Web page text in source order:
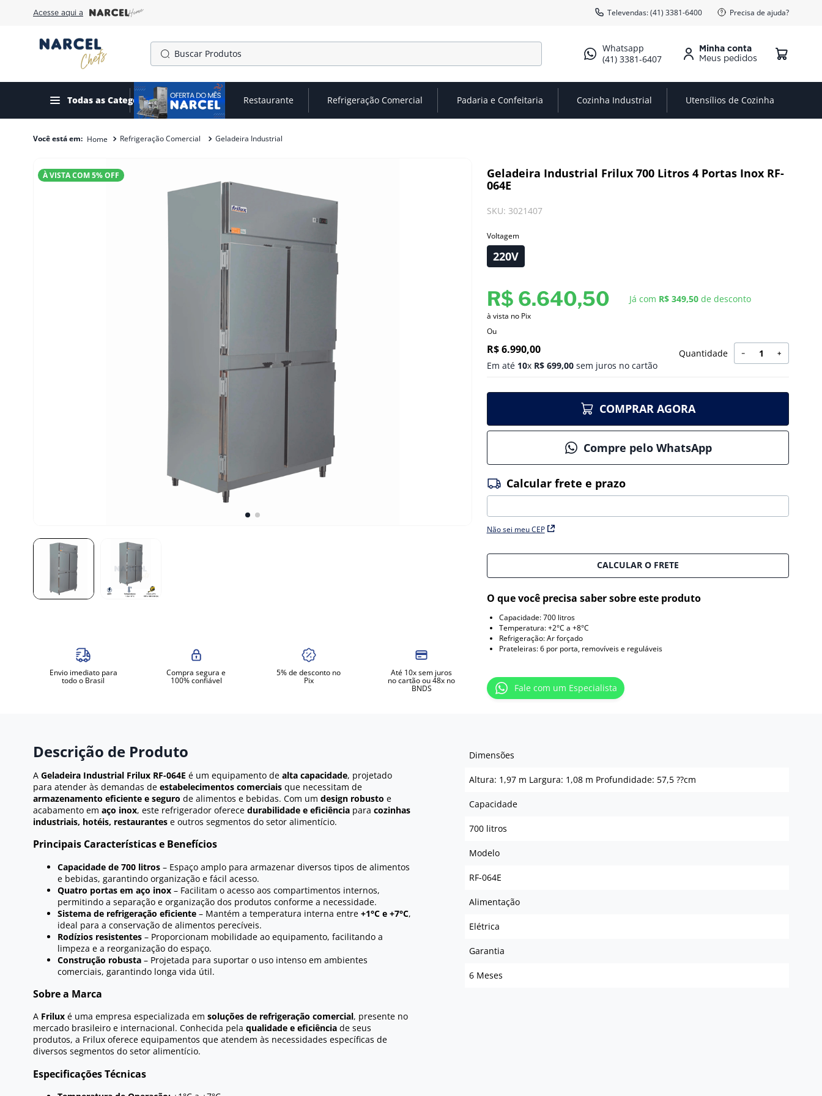
Acesse aqui a Televendas: (41) 3381-6400 Precisa de ajuda?
Buscar Produtos
(41) 3381-6407
Minha conta
Todas as CategoriasOfertas do mês Restaurante Refrigeração Comercial Padaria e Confeitaria Cozinha Industrial Utensílios de Cozinha
Refrigeração Comercial Geladeira Industrial
À VISTA COM5% OFF
Envio imediato para
todo o Brasil
Compra segura e
100% confiável
5% de desconto no
Pix
Até 10x sem juros
no cartão ou 48x no
BNDS
Geladeira Industrial Frilux 700 Litros 4 Portas Inox RF-
064E
SKU: 3021407
Voltagem
220V
R$ 6.640,50 Já com R$ 349,50de desconto
à vista no Pix
Ou
R$ 6.990,00
Em até 10x R$ 699,00sem juros no cartão
Quantidade ＋
－
COMPRAR AGORA
Compre pelo WhatsApp
Não sei meu CEP
CALCULAR O FRETE
O que você precisa saber sobre este produto
Capacidade: 700 litros
Temperatura: +2°C a +8°C
Refrigeração: Ar forçado
Prateleiras: 6 por porta, removíveis e reguláveis
Fale com um Especialista
Descrição de Produto
A Geladeira Industrial Frilux RF-064E é um equipamento de alta capacidade, projetado
para atender às demandas de estabelecimentos comerciais que necessitam de
armazenamento eficiente e seguro de alimentos e bebidas. Com um design robusto e
acabamento em aço inox, este refrigerador oferece durabilidade e eficiência para cozinhas
industriais, hotéis, restaurantes e outros segmentos do setor alimentício.
Principais Características e Benefícios
Capacidade de 700 litros – Espaço amplo para armazenar diversos tipos de alimentos
e bebidas, garantindo organização e fácil acesso.
Quatro portas em aço inox – Facilitam o acesso aos compartimentos internos,
permitindo a separação e organização dos produtos conforme a necessidade.
Sistema de refrigeração eficiente – Mantém a temperatura interna entre +1°C e +7°C,
ideal para a conservação de alimentos perecíveis.
Rodízios resistentes – Proporcionam mobilidade ao equipamento, facilitando a
limpeza e a reorganização do espaço.
Construção robusta – Projetada para suportar o uso intenso em ambientes
comerciais, garantindo longa vida útil.
Sobre a Marca
A Frilux é uma empresa especializada em soluções de refrigeração comercial, presente no
mercado brasileiro e internacional. Conhecida pela qualidade e eficiência de seus
produtos, a Frilux oferece equipamentos que atendem às necessidades específicas de
diversos segmentos do setor alimentício.
Especificações Técnicas
Dimensões
Altura: 1,97 m Largura: 1,08 m Profundidade: 57,5 ??cm
Capacidade
700 litros
Modelo
RF-064E
Alimentação
Elétrica
Garantia
6 Meses
1º
cafeteira
2º
gelopar
3º
freezer